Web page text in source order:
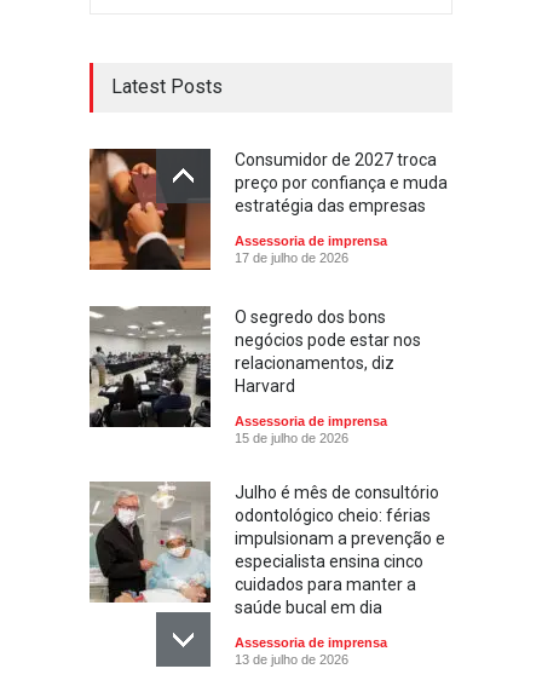
Latest Posts
Consumidor de 2027 troca
preço por confiança e muda
estratégia das empresas
Assessoria de imprensa
17 de julho de 2026
O segredo dos bons
negócios pode estar nos
relacionamentos, diz
Harvard
Assessoria de imprensa
15 de julho de 2026
Julho é mês de consultório
odontológico cheio: férias
impulsionam a prevenção e
especialista ensina cinco
cuidados para manter a
saúde bucal em dia
Assessoria de imprensa
13 de julho de 2026